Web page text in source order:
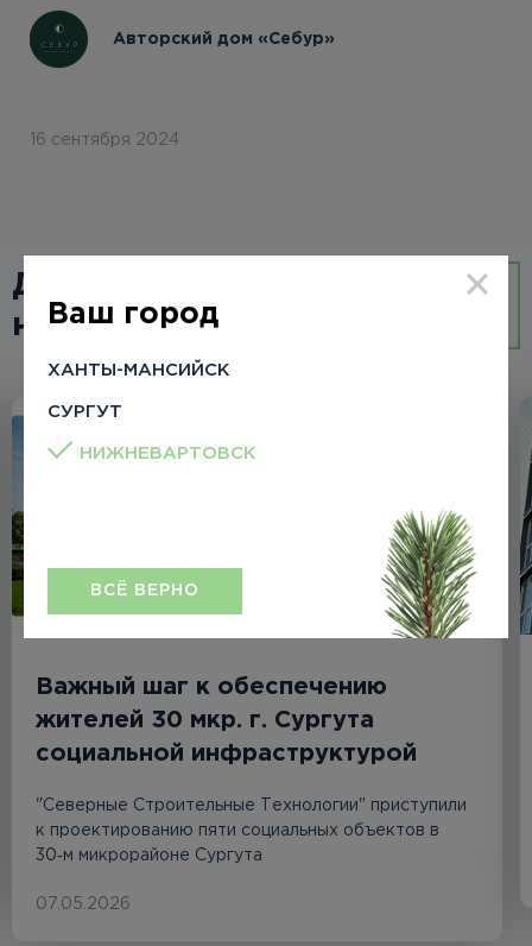
Ваш город
ХАНТЫ-МАНСИЙСК
СУРГУТ
НИЖНЕВАРТОВСК
ВСЁ ВЕРНО
Авторский дом «Себур»
16 сентября 2024
Другие
новости
Важный шаг к обеспечению
жителей 30 мкр. г. Сургута
социальной инфраструктурой
"Северные Строительные Технологии" приступили
к проектированию пяти социальных объектов в
30‑м микрорайоне Сургута
07.05.2026